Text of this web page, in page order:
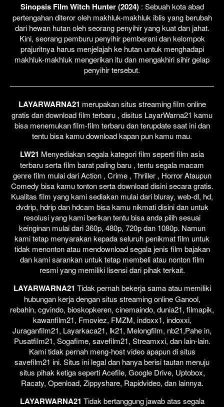
Sinopsis Film Witch Hunter (2024) : Sebuah kota abad
pertengahan diteror oleh makhluk-makhluk iblis yang berubah
dari hewan hutan oleh seorang penyihir yang kuat dan jahat.
Kini, seorang pemburu penyihir pemberani dan kelompok
prajuritnya harus menjelajah ke hutan untuk menghadapi
makhluk-makhluk mengerikan itu dan mengakhiri sihir gelap
penyihir tersebut.
LAYARWARNA21 merupakan situs streaming film online
gratis dan download film terbaru , disitus LayarWarna21 kamu
bisa menemukan film-film terbaru dan terupdate saat ini dan
tentu bisa kamu download kapan pun kamu mau.
LW21 Menyediakan segala kategori film seperti film asia
terbaru serta film barat paling baru , tentu segala macam
genre film mulai dari Action , Crime , Thriller , Horror Ataupun
Comedy bisa kamu tonton serta download disini secara gratis.
Kualitas film yang kami sediakan mulai dari bluray, web-dl, hd,
dvdrip, hdrip dan hdcam bisa kamu nikmati disini dan untuk
resolusi yang kami berikan tentu bisa anda pilih sesuai
keinginan mulai dari 360p, 480p, 720p dan 1080p. Namun
kami tetap menyarakan kepada seluruh penikmat film untuk
tidak menonton atau mendownload segala jenis film bajakan
dan kami sarankan untuk tetap membeli atau nonton film
resmi yang memiliki lisensi dari pihak terkait.
LAYARWARNA21 Tidak pernah bekerja sama atau memiliki
hubungan kerja dengan situs streaming online Ganool,
rebahin, cgvindo, bioskopkeren, cinemaindo, dunia21, filmapik,
kawanfilm21, Fmoviez, FMZM, indoxx1, indoxxi,
Juraganfilm21, Layarkaca21, lk21, Melongfilm, nb21,Pahe in,
Pusatfilm21, Sogafime, savefilm21, Streamxxi, dan lain-lain.
Kami tidak pernah meng-host video apapun di situs
savefilm21 ini. Situs ini legal dan hanya berisi tautan menuju
situs pihak ketiga seperti Acefile, Google Drive, Uptobox,
Racaty, Openload, Zippyshare, Rapidvideo, dan lainnya.
LAYARWARNA21 Tidak bertanggung jawab atas segala